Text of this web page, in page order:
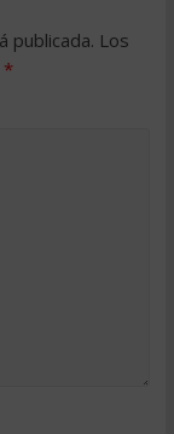
publicada. Los
*